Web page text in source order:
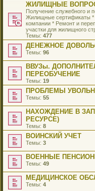
ЖИЛИЩНЫЕ
Получение служебного и
Жилищные сертификаты
компании * Ремонт и
участки для жилищного
Темы: 477
ДЕНЕЖНОЕ
Темы: 96
ВВУЗы.
ПЕРЕОБУЧЕНИЕ
Темы: 19
ПРОБЛЕМЫ
Темы: 55
НАХОЖДЕНИЕ В
РЕСУРСЕ)
Темы: 8
ВОИНСКИЙ УЧЕТ
Темы: 3
ВОЕННЫЕ
Темы: 49
МЕДИЦИНСКОЕ
Темы: 4